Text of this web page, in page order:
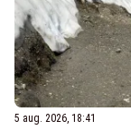
5 aug. 2026, 18:41